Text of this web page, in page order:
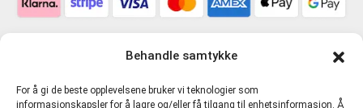
Behandle samtykke
For å gi de beste opplevelsene bruker vi teknologier som
informasjonskapsler for å lagre og/eller få tilgang til enhetsinformasjon. Å